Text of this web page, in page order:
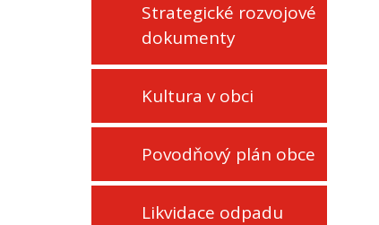
Strategické rozvojové
dokumenty
Kultura v obci
Povodňový plán obce
Likvidace odpadu